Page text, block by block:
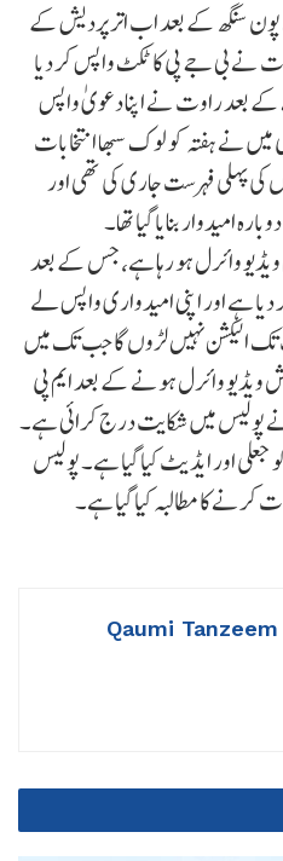
پون سنگھ کے بعد اب اتر پردیش کے
نے بی جے پی کا ٹکٹ واپس کر دیا
بعد راوت نے اپنا دعویٰ واپس
نے ہفتہ کو لوک سبھا انتخابات
امیدواروں کی پہلی فہرست جاری کی تھی اور
امیدوار بنایا گیا تھا۔
وائرل ہو رہا ہے، جس کے بعد
ہے اور اپنی امیدواری واپس لے
الیکشن نہیں لڑوں گا جب تک میں
ویڈیو وائرل ہونے کے بعد ایم پی
میں شکایت درج کرائی ہے۔
جعلی اور ایڈیٹ کیا گیا ہے۔ پولیس
کرنے کا مطالبہ کیا گیا ہے۔
Qaumi Tanzeem